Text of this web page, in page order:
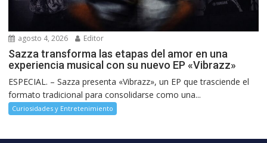
agosto 4, 2026 Editor
Sazza transforma las etapas del amor en una
experiencia musical con su nuevo EP «Vibrazz»
ESPECIAL. – Sazza presenta «Vibrazz», un EP que trasciende el
formato tradicional para consolidarse como una...
Curiosidades y Entretenimiento